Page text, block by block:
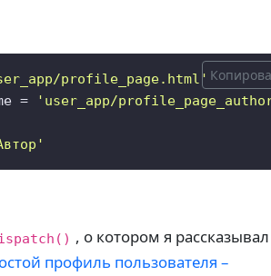
profile_page.html'
=
'user_app/
, о котором я
профиль пользователя –